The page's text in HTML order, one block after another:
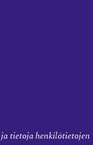
ja tietoja henkilötietojen